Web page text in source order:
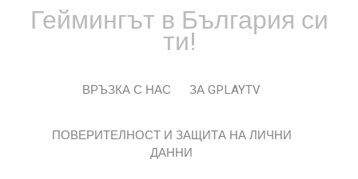
Геймингът в България си
ти!
ВРЪЗКА С НАС ЗА GPLAYTV
ПОВЕРИТЕЛНОСТ И ЗАЩИТА НА ЛИЧНИ
ДАННИ